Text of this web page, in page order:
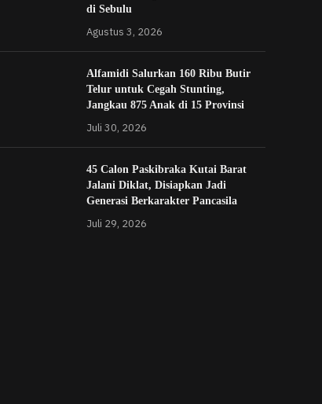
di Sebulu
Agustus 3, 2026
Alfamidi Salurkan 160 Ribu Butir
Telur untuk Cegah Stunting,
Jangkau 875 Anak di 15 Provinsi
Juli 30, 2026
45 Calon Paskibraka Kutai Barat
Jalani Diklat, Disiapkan Jadi
Generasi Berkarakter Pancasila
Juli 29, 2026